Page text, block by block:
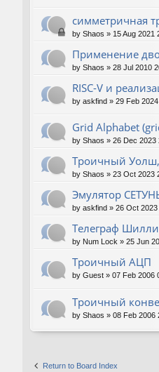
симметричная
by Shaos » 15 Aug 2021
Применение
by Shaos » 28 Jul 2010
RISC-V и
by askfind » 29 Feb
Grid Alphabet
by Shaos » 26 Dec 2023
Троичный
by Shaos » 23 Oct 2023
Эмулятор
by askfind » 26 Oct 2023
Телеграф
by Num Lock » 25 Jun
Троичный АЦП
by Guest » 07 Feb 2006
Троичный
by Shaos » 08 Feb 2006
Return to Board Index